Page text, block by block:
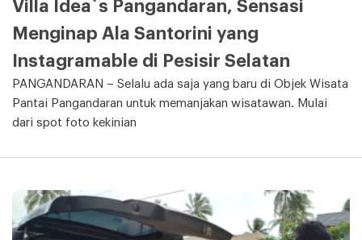
Villa Idea`s Pangandaran, Sensasi
Menginap Ala Santorini yang
Instagramable di Pesisir Selatan
PANGANDARAN – Selalu ada saja yang baru di Objek Wisata
Pantai Pangandaran untuk memanjakan wisatawan. Mulai
dari spot foto kekinian